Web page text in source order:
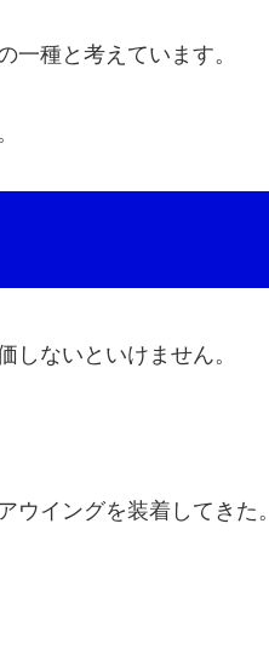
一種と考えています。
しないといけません。
ウイングを装着してきた。